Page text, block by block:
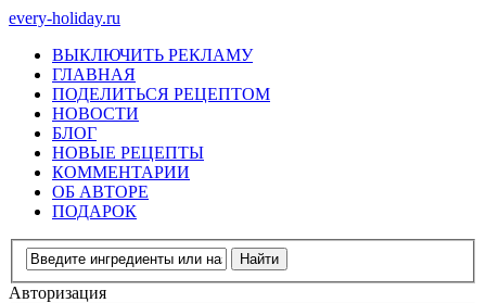
every-holiday.ru
ВЫКЛЮЧИТЬ РЕКЛАМУ
ГЛАВНАЯ
ПОДЕЛИТЬСЯ РЕЦЕПТОМ
НОВОСТИ
БЛОГ
НОВЫЕ РЕЦЕПТЫ
КОММЕНТАРИИ
ОБ АВТОРЕ
ПОДАРОК
Авторизация